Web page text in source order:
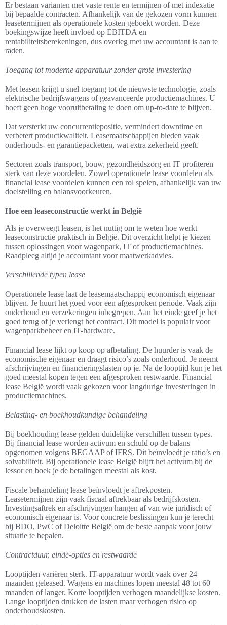
Er bestaan varianten met vaste rente en termijnen of met indexatie
bij bepaalde contracten. Afhankelijk van de gekozen vorm kunnen
leasetermijnen als operationele kosten geboekt worden. Deze
boekingswijze heeft invloed op EBITDA en
rentabiliteitsberekeningen, dus overleg met uw accountant is aan te
raden.
Toegang tot moderne apparatuur zonder grote investering
Met leasen krijgt u snel toegang tot de nieuwste technologie, zoals
elektrische bedrijfswagens of geavanceerde productiemachines. U
hoeft geen hoge vooruitbetaling te doen om up-to-date te blijven.
Dat versterkt uw concurrentiepositie, vermindert downtime en
verbetert productkwaliteit. Leasemaatschappijen bieden vaak
onderhouds- en garantiepacketten, wat extra zekerheid geeft.
Sectoren zoals transport, bouw, gezondheidszorg en IT profiteren
sterk van deze voordelen. Zowel operationele lease voordelen als
financial lease voordelen kunnen een rol spelen, afhankelijk van uw
doelstelling en balansvoorkeuren.
Hoe een leaseconstructie werkt in België
Als je overweegt leasen, is het nuttig om te weten hoe werkt
leaseconstructie praktisch in België. Dit overzicht helpt je kiezen
tussen oplossingen voor wagenpark, IT of productiemachines.
Raadpleeg altijd je accountant voor maatwerkadvies.
Verschillende typen lease
Operationele lease laat de leasemaatschappij economisch eigenaar
blijven. Je huurt het goed voor een afgesproken periode. Vaak zijn
onderhoud en verzekeringen inbegrepen. Aan het einde geef je het
goed terug of je verlengt het contract. Dit model is populair voor
wagenparkbeheer en IT-hardware.
Financial lease lijkt op koop op afbetaling. De huurder is vaak de
economische eigenaar en draagt risico’s zoals onderhoud. Je neemt
afschrijvingen en financieringslasten op je. Na de looptijd kun je het
goed meestal kopen tegen een afgesproken restwaarde. Financial
lease België wordt vaak gekozen voor langdurige investeringen in
productiemachines.
Belasting- en boekhoudkundige behandeling
Bij boekhouding lease gelden duidelijke verschillen tussen types.
Bij financial lease worden activum en schuld op de balans
opgenomen volgens BEGAAP of IFRS. Dit beïnvloedt je ratio’s en
solvabiliteit. Bij operationele lease België blijft het activum bij de
lessor en boek je de betalingen meestal als kost.
Fiscale behandeling lease beïnvloedt je aftrekposten.
Leasetermijnen zijn vaak fiscaal aftrekbaar als bedrijfskosten.
Investingsaftrek en afschrijvingen hangen af van wie juridisch of
economisch eigenaar is. Voor concrete beslissingen kun je terecht
bij BDO, PwC of Deloitte België om de beste aanpak voor jouw
situatie te bepalen.
Contractduur, einde-opties en restwaarde
Looptijden variëren sterk. IT-apparatuur wordt vaak over 24
maanden geleased. Wagens en machines lopen meestal 48 tot 60
maanden of langer. Korte looptijden verhogen maandelijkse kosten.
Lange looptijden drukken de lasten maar verhogen risico op
onderhoudskosten.